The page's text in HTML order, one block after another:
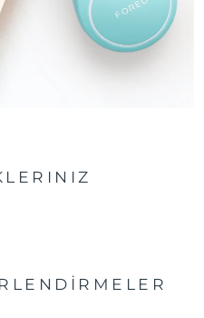
Tahmini teslim tarihi
14/08/2026